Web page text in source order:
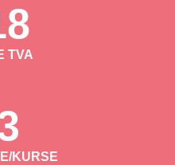
TVA
KURSE